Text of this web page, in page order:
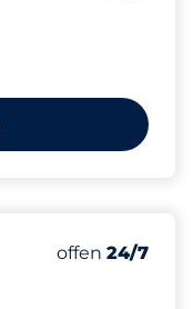
Anzahl der
Stellplätze
offen 24/7